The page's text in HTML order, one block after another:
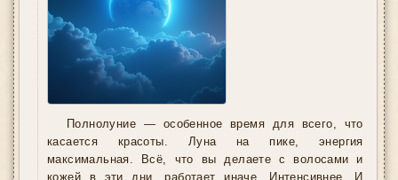
Полнолуние — особенное время для всего, что
касается красоты. Луна на пике, энергия
максимальная. Всё, что вы делаете с волосами и